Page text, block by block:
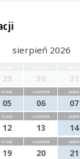
sierpień 2026
29 30 31
środa
05
czwartek
06
piątek
07
środa
12
czwartek
13
piątek
14
środa
19
czwartek
20
piątek
21